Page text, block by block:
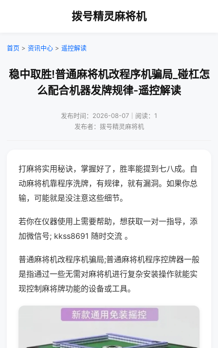
拨号精灵麻将机
首页 > 资讯中心 > 遥控解读
稳中取胜!普通麻将机改程序机骗局_碰杠怎
么配合机器发牌规律-遥控解读
发布时间：2026-08-07｜阅读：1
发布者：拨号精灵麻将机
打麻将实用秘诀，掌握好了，胜率能提到七八成。自
动麻将机靠程序洗牌，有规律，就有漏洞。如果你总
输，可能就是没注意这些细节。
若你在仪器使用上需要帮助，想获取一对一指导，添
加微信号; kkss8691 随时交流 。
普通麻将机改程序机骗局;普通麻将机程序控牌器一般
是指通过一些无需对麻将机进行复杂安装操作就能实
现控制麻将牌功能的设备或工具。